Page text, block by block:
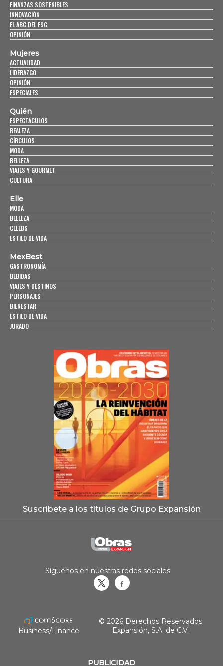
FINANZAS SOSTENIBLES
INNOVACIÓN
EL ABC DEL ESG
OPINIÓN
Mujeres
ACTUALIDAD
LIDERAZGO
OPINIÓN
ESPECIALES
Quién
ESPECTÁCULOS
REALEZA
CÍRCULOS
MODA
BELLEZA
VIAJES Y GOURMET
CULTURA
Elle
MODA
BELLEZA
CELEBS
ESTILO DE VIDA
MexBest
GASTRONOMÍA
BEBIDAS
VIAJES Y DESTINOS
PERSONAJES
BIENESTAR
ESTILO DE VIDA
JURADO
Suscríbete a los títulos de Grupo Expansión
PUBLICIDAD
Síguenos en nuestras redes sociales:
Business/Finance
© 2026 Derechos Reservados
Expansión, S.A. de C.V.